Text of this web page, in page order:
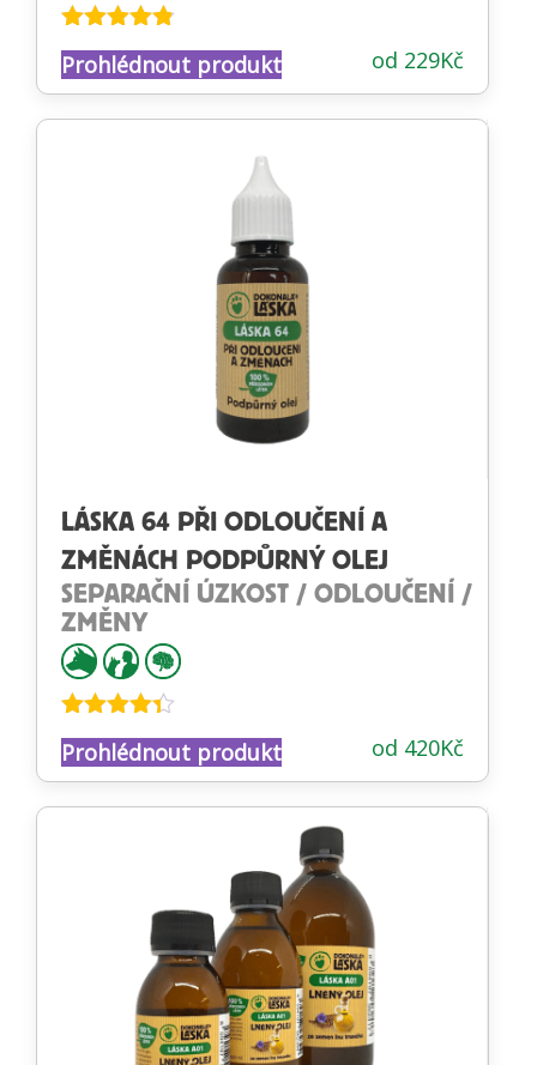
Hodnocení
4.73z 5 od 229Kč
Prohlédnout produkt
LÁSKA 64 PŘI ODLOUČENÍ A
ZMĚNÁCH PODPŮRNÝ OLEJ
SEPARAČNÍ ÚZKOST / ODLOUČENÍ /
ZMĚNY
Hodnocení
4.27z 5 od 420Kč
Prohlédnout produkt